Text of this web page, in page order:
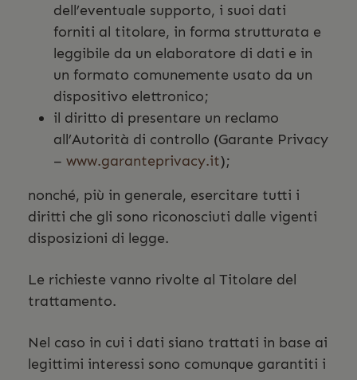
dell’eventuale supporto, i suoi dati
forniti al titolare, in forma strutturata e
leggibile da un elaboratore di dati e in
un formato comunemente usato da un
dispositivo elettronico;
il diritto di presentare un reclamo
all’Autorità di controllo (Garante Privacy
– www.garanteprivacy.it);
nonché, più in generale, esercitare tutti i
diritti che gli sono riconosciuti dalle vigenti
disposizioni di legge.
Le richieste vanno rivolte al Titolare del
trattamento.
Nel caso in cui i dati siano trattati in base ai
legittimi interessi sono comunque garantiti i